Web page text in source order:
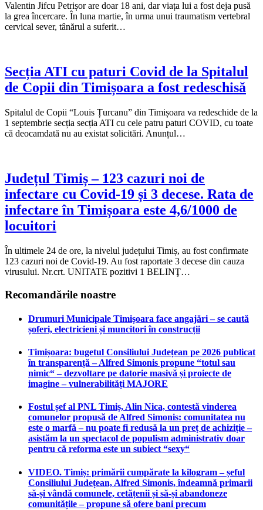
Valentin Jifcu Petrișor are doar 18 ani, dar viața lui a fost deja pusă
la grea încercare. În luna martie, în urma unui traumatism vertebral
cervical sever, tânărul a suferit…
Secția ATI cu paturi Covid de la Spitalul
de Copii din Timișoara a fost redeschisă
Spitalul de Copii “Louis Țurcanu” din Timișoara va redeschide de la
1 septembrie secția secția ATI cu cele patru paturi COVID, cu toate
că deocamdată nu au existat solicitări. Anunțul…
Județul Timiș – 123 cazuri noi de
infectare cu Covid-19 și 3 decese. Rata de
infectare în Timișoara este 4,6/1000 de
locuitori
În ultimele 24 de ore, la nivelul județului Timiș, au fost confirmate
123 cazuri noi de Covid-19. Au fost raportate 3 decese din cauza
virusului. Nr.crt. UNITATE pozitivi 1 BELINŢ…
Recomandările noastre
Drumuri Municipale Timișoara face angajări – se caută
șoferi, electricieni și muncitori în construcții
Timișoara: bugetul Consiliului Județean pe 2026 publicat
în transparență – Alfred Simonis propune “totul sau
nimic“ – dezvoltare pe datorie masivă și proiecte de
imagine – vulnerabilități MAJORE
Fostul șef al PNL Timiș, Alin Nica, contestă vinderea
comunelor propusă de Alfred Simonis: comunitatea nu
este o marfă – nu poate fi redusă la un preț de achiziție –
asistăm la un spectacol de populism administrativ doar
pentru că reforma este un subiect “sexy“
VIDEO. Timiș: primării cumpărate la kilogram – șeful
Consiliului Județean, Alfred Simonis, îndeamnă primarii
să-și vândă comunele, cetățenii și să-și abandoneze
comunitățile – propune să ofere bani precum